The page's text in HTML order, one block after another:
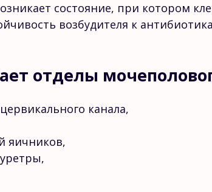
состояние, при котором
возбудителя к
отделы
канала,
яичников,